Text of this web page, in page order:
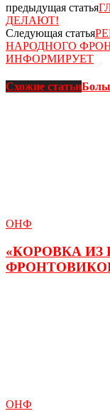
предыдущая статья
ДЕЛАЮТ!
Следующая статья
НАРОДНОГО
ИНФОРМИРУЕТ
Схожие статьи
ОНФ
«КОРОВКА ИЗ
ОНФ